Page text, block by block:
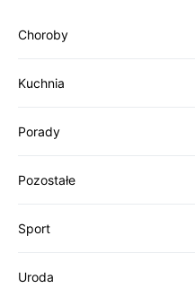
Choroby
Kuchnia
Porady
Pozostałe
Sport
Uroda